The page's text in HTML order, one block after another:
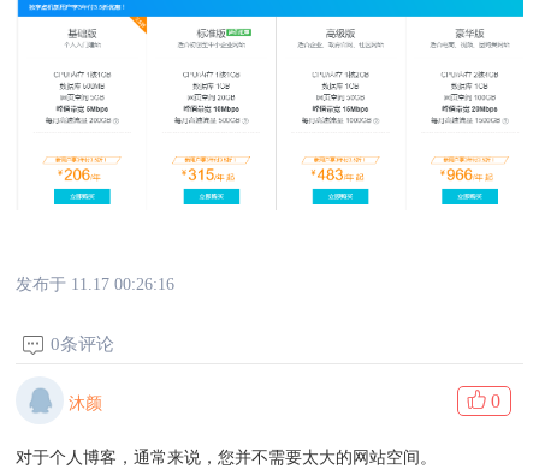
发布于 11.17 00:26:16
0条评论
沐颜 0
对于个人博客，通常来说，您并不需要太大的网站空间。